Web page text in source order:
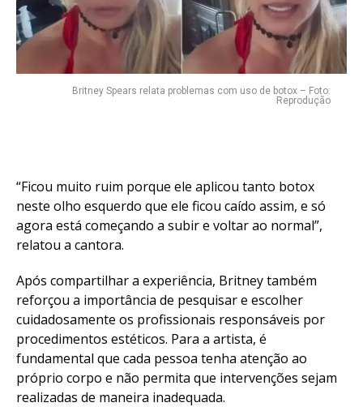
Britney Spears relata problemas com uso de botox – Foto:
Reprodução
“Ficou muito ruim porque ele aplicou tanto botox
neste olho esquerdo que ele ficou caído assim, e só
agora está começando a subir e voltar ao normal”,
relatou a cantora.
Após compartilhar a experiência, Britney também
reforçou a importância de pesquisar e escolher
cuidadosamente os profissionais responsáveis por
procedimentos estéticos. Para a artista, é
fundamental que cada pessoa tenha atenção ao
próprio corpo e não permita que intervenções sejam
realizadas de maneira inadequada.
Email